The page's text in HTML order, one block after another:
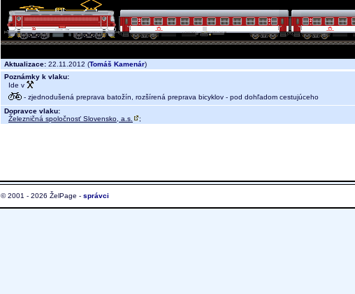
Aktualizace: 22.11.2012 (Tomáš Kamenár)
Poznámky k vlaku:
Ide v
- zjednodušená preprava batožín, rozšírená preprava bicyklov - pod dohľadom cestujúceho
Dopravce vlaku:
Železničná spoločnosť Slovensko, a.s.
;
© 2001 - 2026 ŽelPage - správci